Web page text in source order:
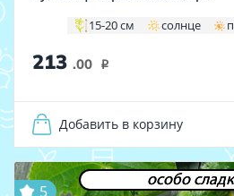
15-20 см солнце
213 .00 i
Добавить в корзину
особо
5